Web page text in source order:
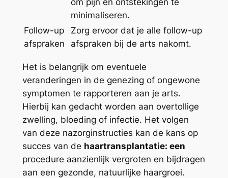
minimaliseren.
Follow-up
afspraken
Zorg ervoor dat je alle follow-up
afspraken bij de arts nakomt.
Het is belangrijk om eventuele
veranderingen in de genezing of ongewone
symptomen te rapporteren aan je arts.
Hierbij kan gedacht worden aan overtollige
zwelling, bloeding of infectie. Het volgen
van deze nazorginstructies kan de kans op
succes van de haartransplantatie: een
procedure aanzienlijk vergroten en bijdragen
aan een gezonde, natuurlijke haargroei.